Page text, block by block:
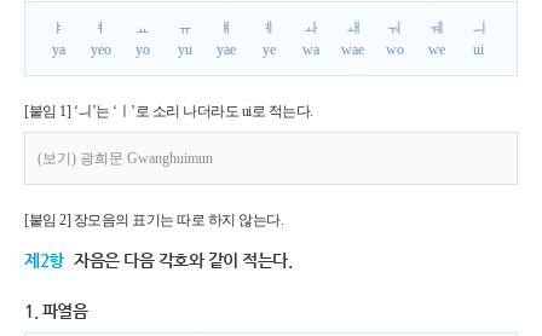
ㅑ
ya
ㅕ
yeo
ㅛ
yo
ㅠ
yu
ㅒ
yae
ㅖ
ye
ㅘ
wa
ㅙ
wae
ㅝ
wo
ㅞ
we
ㅢ
ui
[붙임 1] ‘ㅢ’는 ‘ㅣ’로 소리 나더라도 ui로 적는다.
(보기) 광희문 Gwanghuimun
[붙임 2] 장모음의 표기는 따로 하지 않는다.
제2항 자음은 다음 각호와 같이 적는다.
1. 파열음